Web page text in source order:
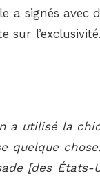
a signés avec
sur
a utilisé la
quelque
[des